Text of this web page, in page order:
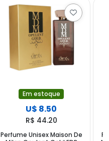
Em estoque
U$ 8.50
R$ 44.20
Perfume Unisex Maison De